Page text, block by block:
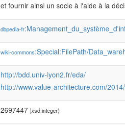
et fournir ainsi un socle à l'aide à la
dbpedia-fr
wiki-commons:Special:FilePath/
http://bdd.univ-lyon2.fr/eda/
http://www.value-architecture.com/
2697447(xsd:integer)